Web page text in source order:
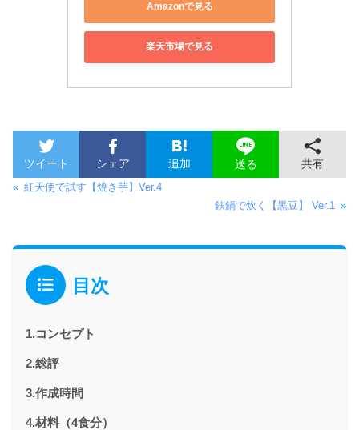
Amazonで見る
楽天市場で見る
ツイート シェア 追加 送る 共有
« 紅天使で試す【焼き芋】Ver.4
鉄鍋で炊く【黒豆】 Ver.1 »
目次
1.コンセプト
2.総評
3.作成時間
4.材料（4食分）